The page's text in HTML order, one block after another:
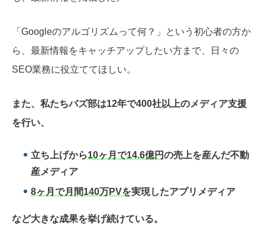
「Googleのアルゴリズムって何？」という初心者の方か
ら、最新情報をキャッチアップしたい方まで、日々の
SEO業務に役立ててほしい。
また、私たちバズ部は12年で400社以上のメディア支援
を行い、
立ち上げから10ヶ月で14.6億円の売上を産んだ不動
産メディア
8ヶ月で月間140万PVを実現したアプリメディア
など大きな成果を挙げ続けている。